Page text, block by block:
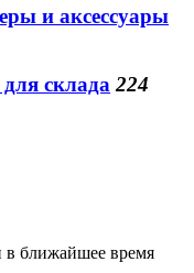
и аксессуары
склада 224
в ближайшее время